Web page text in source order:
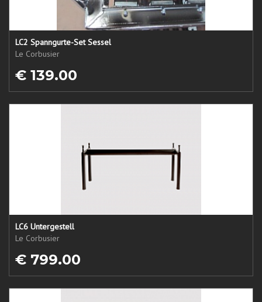
LC2 Spanngurte-Set Sessel
Le Corbusier
€ 139.00
LC6 Untergestell
Le Corbusier
€ 799.00